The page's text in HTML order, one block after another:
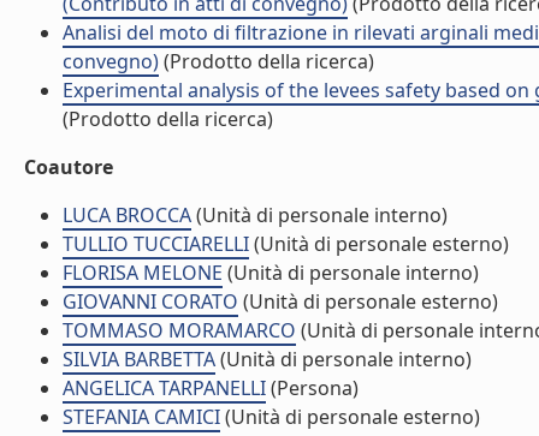
Analisi del moto di filtrazione in rilevati arginali
convegno)(Prodotto della ricerca)
Experimental analysis of the levees safety based
(Prodotto della ricerca)
Coautore
LUCA BROCCA(Unità di personale interno)
TULLIO TUCCIARELLI(Unità di personale esterno)
FLORISA MELONE (Unità di personale interno)
GIOVANNI CORATO (Unità di personale esterno)
TOMMASO MORAMARCO (Unità di personale
SILVIA BARBETTA(Unità di personale interno)
ANGELICA TARPANELLI(Persona)
STEFANIA CAMICI(Unità di personale esterno)